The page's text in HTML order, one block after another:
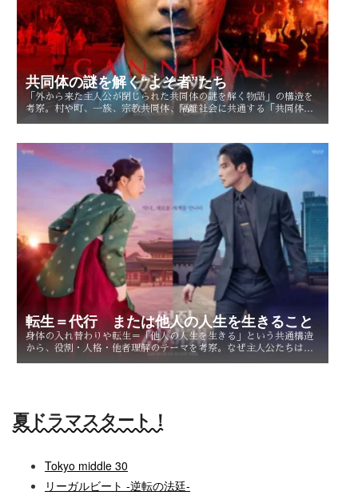
共同体の謎を解く“よそ者”たち
「外から来た主人公が閉じられた共同体の謎を解く物語」の構造を
考察。村や町、一族、宗教共同体、隔離社会に共通する「共同体の
転生＝代行 または他人の人生を生きること
身体の入れ替わりや転生＝「他人の人生を生きる」という共通構造
から、役割・人格・他者理解のテーマを考察。なぜ主人公たちは他
夏ドラマスタート！
Tokyo middle 30
リーガルビート -逆転の法廷-